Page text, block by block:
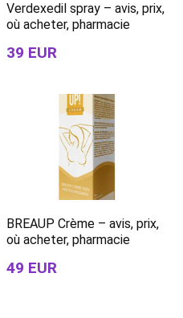
Verdexedil spray – avis, prix,
où acheter, pharmacie
39 EUR
BREAUP Crème – avis, prix,
où acheter, pharmacie
49 EUR